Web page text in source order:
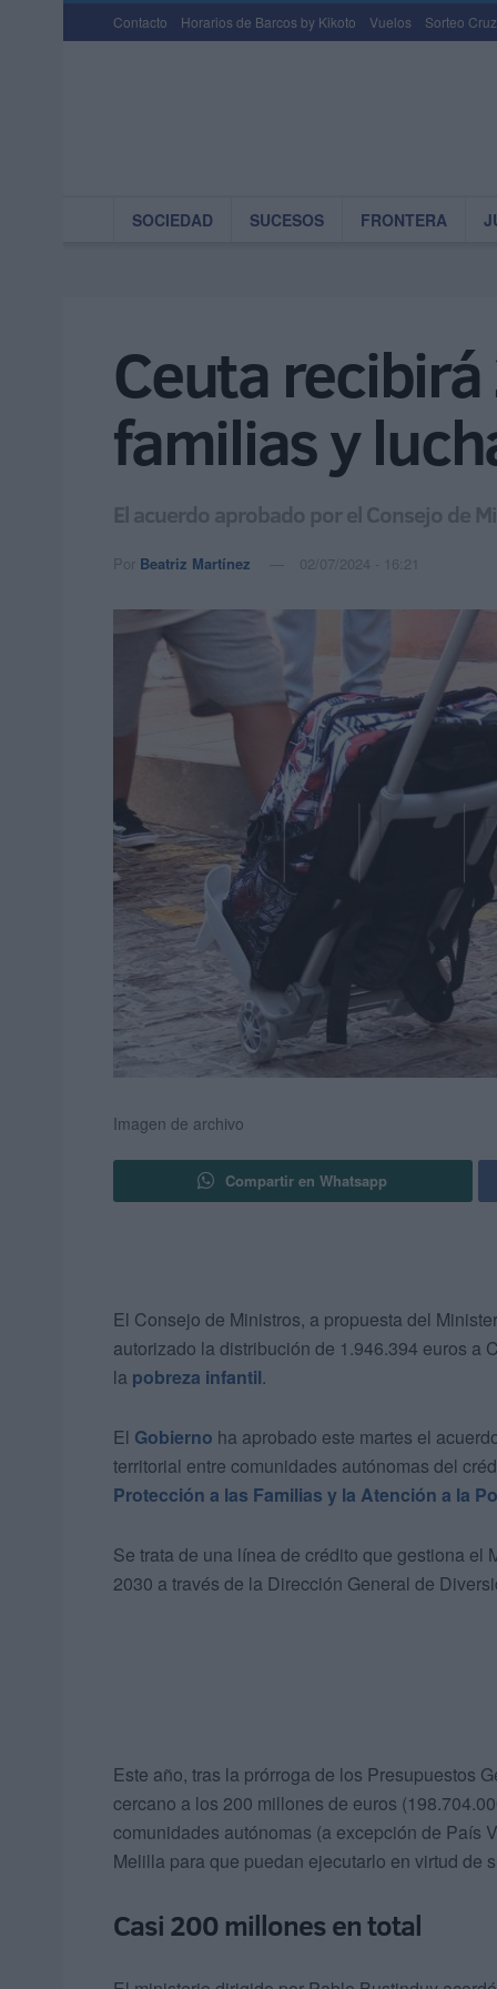
Contacto Horarios de Barcos by Kikoto Vuelos Sorteo
SOCIEDAD SUCESOS FRONTERA
Ceuta
familias y
El acuerdo aprobado por el Consejo de
Por Beatriz Martínez 02/07/2024 - 16:21
Imagen de archivo
Compartir en Whatsapp
El Consejo de Ministros, a propuesta del
autorizado la distribución de 1.946.394 euros a
la pobreza infantil.
El Gobierno ha aprobado este martes el
territorial entre comunidades autónomas del
Protección a las Familias y la Atención a la
Se trata de una línea de crédito que gestiona
2030 a través de la Dirección General de
Este año, tras la prórroga de los Presupuestos
cercano a los 200 millones de euros
comunidades autónomas (a excepción de País
Melilla para que puedan ejecutarlo en virtud de
Casi 200 millones en total